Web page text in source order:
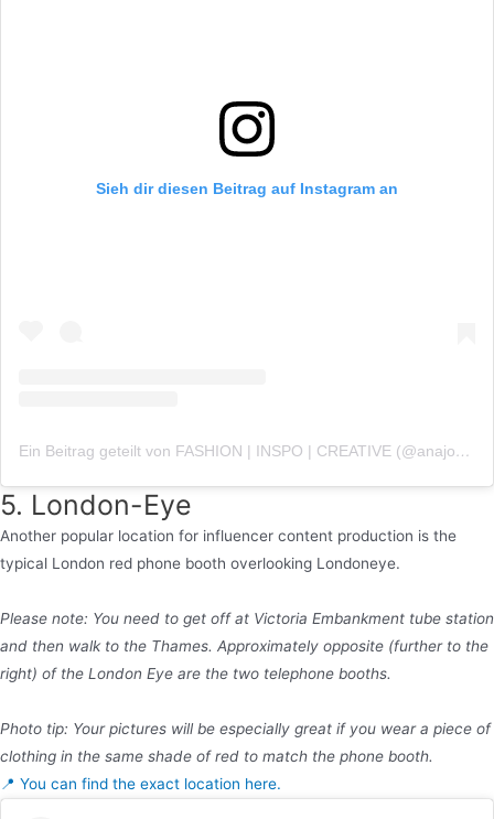
Sieh dir diesen Beitrag auf Instagram an
Ein Beitrag geteilt von FASHION | INSPO | CREATIVE (@anajohnson)
5. London-Eye
Another popular location for influencer content production is the
typical London red phone booth overlooking Londoneye.
Please note: You need to get off at Victoria Embankment tube station
and then walk to the Thames. Approximately opposite (further to the
right) of the London Eye are the two telephone booths.
Photo tip: Your pictures will be especially great if you wear a piece of
clothing in the same shade of red to match the phone booth.
📍 You can find the exact location here.